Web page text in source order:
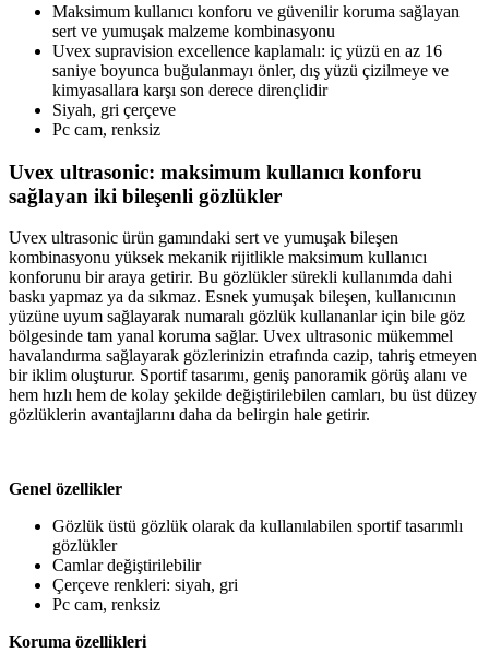
Maksimum kullanıcı konforu ve güvenilir koruma sağlayan
sert ve yumuşak malzeme kombinasyonu
Uvex supravision excellence kaplamalı: iç yüzü en az 16
saniye boyunca buğulanmayı önler, dış yüzü çizilmeye ve
kimyasallara karşı son derece dirençlidir
Siyah, gri çerçeve
Pc cam, renksiz
Uvex ultrasonic: maksimum kullanıcı konforu
sağlayan iki bileşenli gözlükler
Uvex ultrasonic ürün gamındaki sert ve yumuşak bileşen
kombinasyonu yüksek mekanik rijitlikle maksimum kullanıcı
konforunu bir araya getirir. Bu gözlükler sürekli kullanımda dahi
baskı yapmaz ya da sıkmaz. Esnek yumuşak bileşen, kullanıcının
yüzüne uyum sağlayarak numaralı gözlük kullananlar için bile göz
bölgesinde tam yanal koruma sağlar. Uvex ultrasonic mükemmel
havalandırma sağlayarak gözlerinizin etrafında cazip, tahriş etmeyen
bir iklim oluşturur. Sportif tasarımı, geniş panoramik görüş alanı ve
hem hızlı hem de kolay şekilde değiştirilebilen camları, bu üst düzey
gözlüklerin avantajlarını daha da belirgin hale getirir.
Genel özellikler
Gözlük üstü gözlük olarak da kullanılabilen sportif tasarımlı
gözlükler
Camlar değiştirilebilir
Çerçeve renkleri: siyah, gri
Pc cam, renksiz
Koruma özellikleri